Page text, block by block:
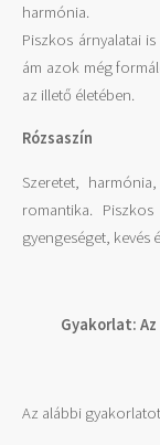
harmónia.
Piszkos árnyalatai
ám azok még
az illető életében.
Rózsaszín
Szeretet,
romantika.
gyengeséget, kevés
Gyakorlat:
Az alábbi